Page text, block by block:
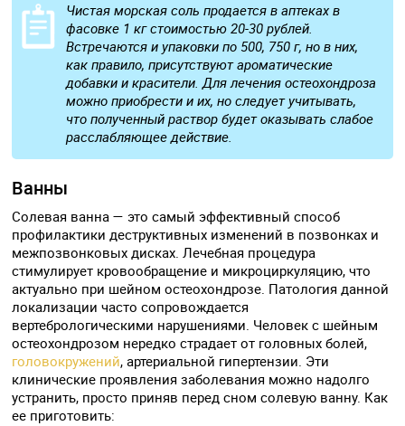
Чистая морская соль продается в аптеках в
фасовке 1 кг стоимостью 20-30 рублей.
Встречаются и упаковки по 500, 750 г, но в них,
как правило, присутствуют ароматические
добавки и красители. Для лечения остеохондроза
можно приобрести и их, но следует учитывать,
что полученный раствор будет оказывать слабое
расслабляющее действие.
Ванны
Солевая ванна — это самый эффективный способ
профилактики деструктивных изменений в позвонках и
межпозвонковых дисках. Лечебная процедура
стимулирует кровообращение и микроциркуляцию, что
актуально при шейном остеохондрозе. Патология данной
локализации часто сопровождается
вертебрологическими нарушениями. Человек с шейным
остеохондрозом нередко страдает от головных болей,
головокружений, артериальной гипертензии. Эти
клинические проявления заболевания можно надолго
устранить, просто приняв перед сном солевую ванну. Как
ее приготовить: